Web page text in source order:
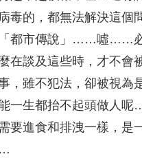
毒的，都無法解決這
都市傳說」……噓……必
在談及這些時，才不會
，雖不犯法，卻被視為
一生都抬不起頭做人
要進食和排洩一樣，是